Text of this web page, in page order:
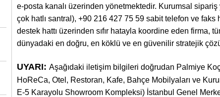
e-posta kanalı üzerinden yönetmektedir. Kurumsal
çok hatlı santral), +90 216 427 75 59 sabit telefon ve
destek hattı üzerinden sıfır hatayla koordine eden firma,
dünyadaki en doğru, en köklü ve en güvenilir stratejik
UYARI: Aşağıdaki iletişim bilgileri doğrudan Palmiye
HoReCa, Otel, Restoran, Kafe, Bahçe Mobilyaları ve
E-5 Karayolu Showroom Kompleksi) İstanbul Genel